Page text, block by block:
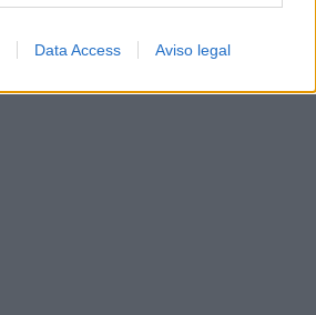
Data Access Aviso legal